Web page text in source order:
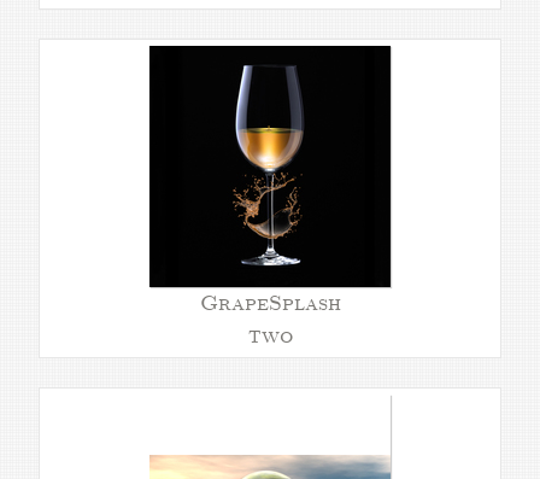
GrapeSplash
two